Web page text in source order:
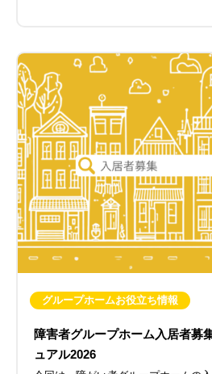
グループホームお役立ち情報
障害者グループホーム入居者募
ュアル2026